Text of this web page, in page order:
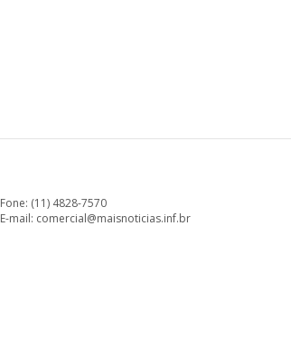
Fone: (11) 4828-7570
E-mail: comercial@maisnoticias.inf.br